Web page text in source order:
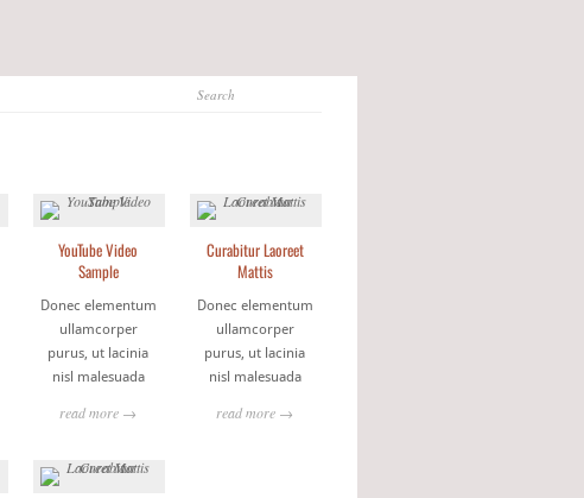
YouTube Video
Sample
Donec elementum
ullamcorper
purus, ut lacinia
nisl malesuada
read more →
Curabitur Laoreet
Mattis
Donec elementum
ullamcorper
purus, ut lacinia
nisl malesuada
read more →